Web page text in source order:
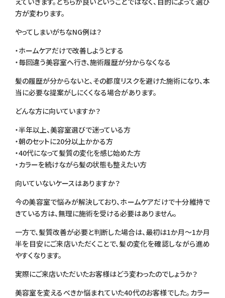
方が変わります。
やってしまいがちなNG例は？
・ホームケアだけで改善しようとする
・毎回違う美容室へ行き、施術履歴が分からなくなる
髪の履歴が分からないと、その都度リスクを避けた施術になり、本
当に必要な提案がしにくくなる場合があります。
どんな方に向いていますか？
・半年以上、美容室選びで迷っている方
・朝のセットに20分以上かかる方
・40代になって髪質の変化を感じ始めた方
・カラーを続けながら髪の状態も整えたい方
向いていないケースはありますか？
今の美容室で悩みが解決しており、ホームケアだけで十分維持で
きている方は、無理に施術を受ける必要はありません。
一方で、髪質改善が必要と判断した場合は、最初は1か月～1か月
半を目安にご来店いただくことで、髪の変化を確認しながら進め
やすくなります。
実際にご来店いただいたお客様はどう変わったのでしょうか？
美容室を変えるべきか悩まれていた40代のお客様でした。カラー